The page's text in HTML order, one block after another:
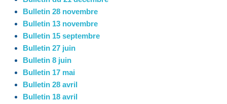
Bulletin 28 novembre
Bulletin 13 novembre
Bulletin 15 septembre
Bulletin 27 juin
Bulletin 8 juin
Bulletin 17 mai
Bulletin 28 avril
Bulletin 18 avril